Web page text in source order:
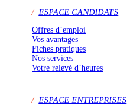
/ ESPACE CANDIDATS
Offres d’emploi
Vos avantages
Fiches pratiques
Nos services
Votre relevé d’heures
/ ESPACE ENTREPRISES